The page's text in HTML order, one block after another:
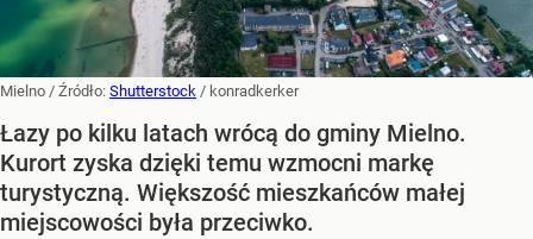
Mielno / Źródło: Shutterstock / konradkerker
Łazy po kilku latach wrócą do gminy Mielno.
Kurort zyska dzięki temu wzmocni markę
turystyczną. Większość mieszkańców małej
miejscowości była przeciwko.